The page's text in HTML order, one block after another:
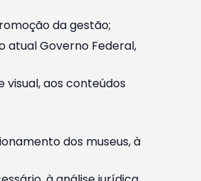
da gestão;
atual Governo Federal,
visual, aos conteúdos
dos museus, à